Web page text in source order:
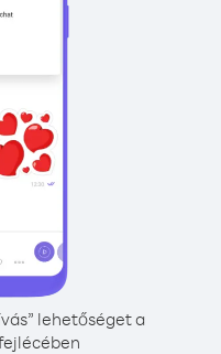
lehetőséget a